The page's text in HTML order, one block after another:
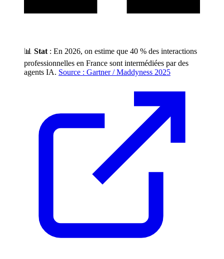
📊 Stat : En 2026, on estime que 40 % des interactions
professionnelles en France sont intermédiées par des
agents IA. Source : Gartner / Maddyness 2025